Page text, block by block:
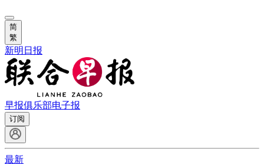
简
繁
新明日报
早报俱乐部电子报
订阅
最新